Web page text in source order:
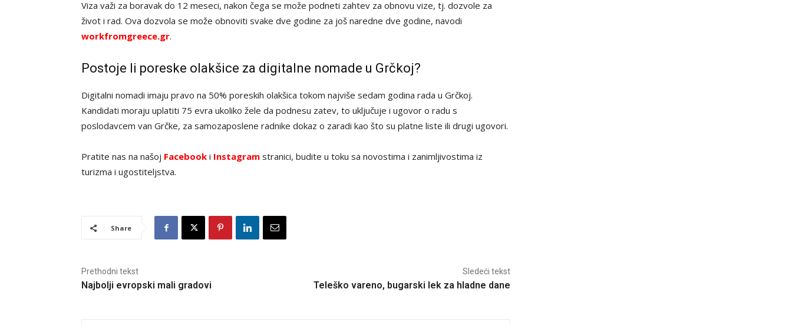
Viza važi za boravak do 12 meseci, nakon čega se može podneti zahtev za obnovu vize, tj. dozvole za
život i rad. Ova dozvola se može obnoviti svake dve godine za još naredne dve godine, navodi
workfromgreece.gr.
Postoje li poreske olakšice za digitalne nomade u Grčkoj?
Digitalni nomadi imaju pravo na 50% poreskih olakšica tokom najviše sedam godina rada u Grčkoj.
Kandidati moraju uplatiti 75 evra ukoliko žele da podnesu zatev, to uključuje i ugovor o radu s
poslodavcem van Grčke, za samozaposlene radnike dokaz o zaradi kao što su platne liste ili drugi ugovori.
Pratite nas na našoj Facebook i Instagram stranici, budite u toku sa novostima i zanimljivostima iz
turizma i ugostiteljstva.
Share
Prethodni tekst
Najbolji evropski mali gradovi
Sledeći tekst
Teleško vareno, bugarski lek za hladne dane